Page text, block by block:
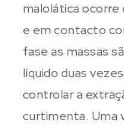
malolática
e em contacto
fase as massas
líquido duas
controlar a
curtimenta. Uma